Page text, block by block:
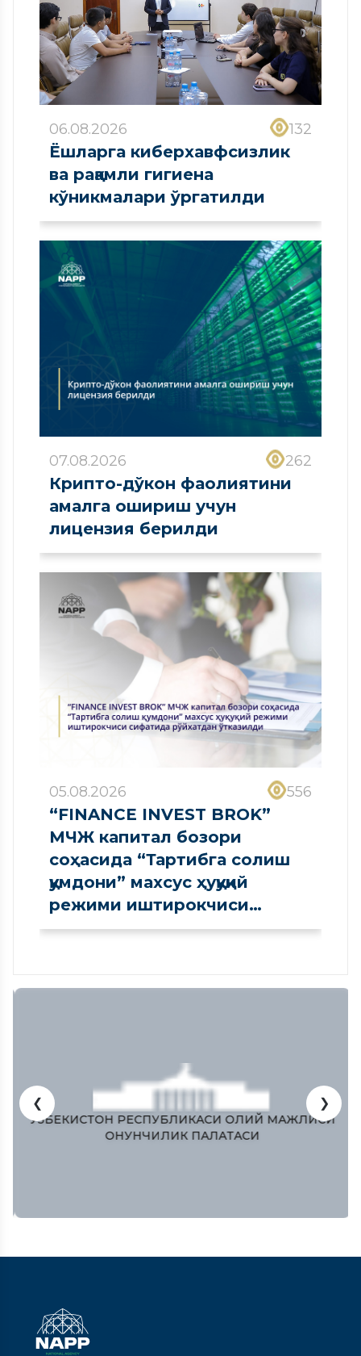
06.08.2026 132
Ёшларга киберхавфсизлик
ва рақамли гигиена
кўникмалари ўргатилди
07.08.2026 262
Крипто-дўкон фаолиятини
амалга ошириш учун
лицензия берилди
05.08.2026 556
“FINANCE INVEST BROK”
МЧЖ капитал бозори
соҳасида “Тартибга солиш
қумдони” махсус ҳуқуқий
режими иштирокчиси
сифатида рўйхатдан
ЎЗБЕКИСТОН РЕСПУБЛИКAСИ ОЛИЙ МAЖЛИСИ
ҚОНУНЧИЛИК ПAЛAТAСИ
❮ ❯